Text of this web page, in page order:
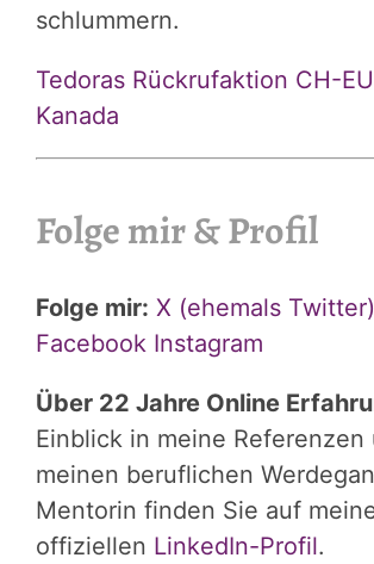
schlummern.
Tedoras Rückrufaktion CH-
Kanada
Folge mir & Profil
Folge mir: X (ehemals Twitter)
Facebook Instagram
Über 22 Jahre Online
Einblick in meine Referenzen
meinen beruflichen
Mentorin finden Sie auf
offiziellen LinkedIn-Profil.